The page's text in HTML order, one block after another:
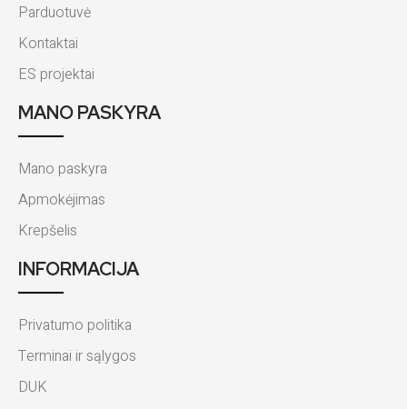
Parduotuvė
Kontaktai
ES projektai
MANO PASKYRA
Mano paskyra
Apmokėjimas
Krepšelis
INFORMACIJA
Privatumo politika
Terminai ir sąlygos
DUK